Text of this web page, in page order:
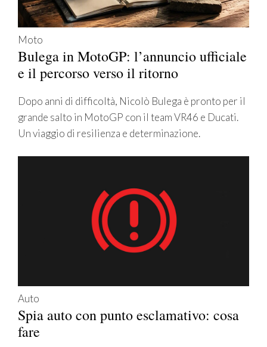
Moto
Bulega in MotoGP: l’annuncio ufficiale
e il percorso verso il ritorno
Dopo anni di difficoltà, Nicolò Bulega è pronto per il
grande salto in MotoGP con il team VR46 e Ducati.
Un viaggio di resilienza e determinazione.
Auto
Spia auto con punto esclamativo: cosa
fare